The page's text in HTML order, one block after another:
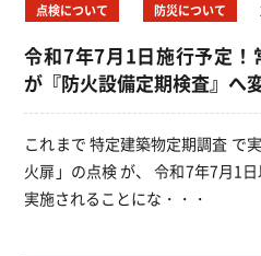
点検について 防災について
令和7年7月1日施行予定！
が『防火設備定期検査』へ
これまで 特定建築物定期調査 で
火扉」の点検 が、 令和7年7月1
実施されることにな・・・